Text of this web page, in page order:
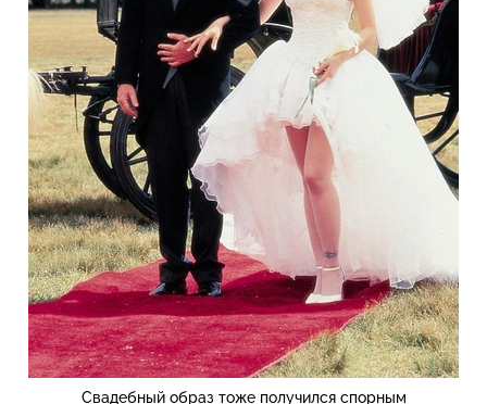
Свадебный образ тоже получился спорным